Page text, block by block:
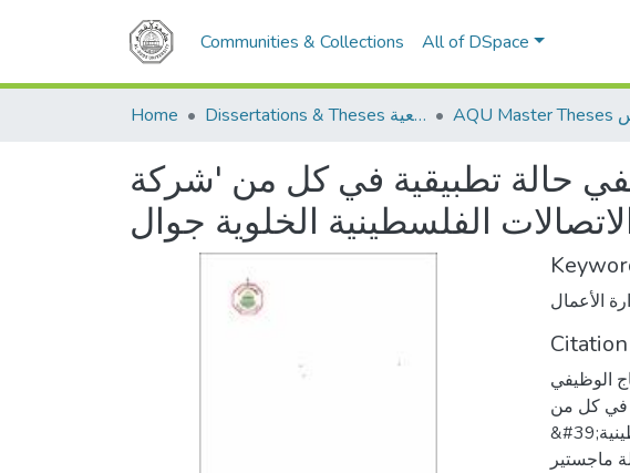
Communities & Collections All of DSpace
Home Dissertations & Theses الرسائل الجامعية
حالة تطبيقية في كل من 'شركة
Citation
الوظيفي
في كل من
&#39;شركة الاتصالات الفلسطينية الأرضية بالتل-شركة الاتصالات الفلسطينية
[رسالة ماجستير